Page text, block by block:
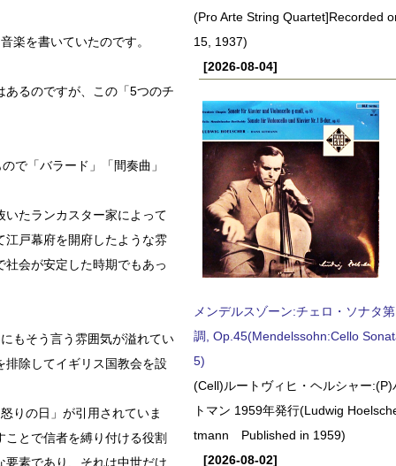
楽を書いていたのです。
るのですが、この「5つのチ
で「バラード」「間奏曲」
たランカスター家によって
江戸幕府を開府したような雰
会が安定した時期でもあっ
もそう言う雰囲気が溢れてい
除してイギリス国教会を設
りの日」が引用されていま
とで信者を縛り付ける役割
素であり、それは中世だけ
(Pro Arte String Quartet]Recorded
15, 1937)
[2026-08-04]
メンデルスゾーン:チェロ・ソナタ
調, Op.45(Mendelssohn:Cello
5)
(Cell)ルートヴィヒ・ヘルシャー
トマン 1959年発行(Ludwig
tmann Published in 1959)
[2026-08-02]